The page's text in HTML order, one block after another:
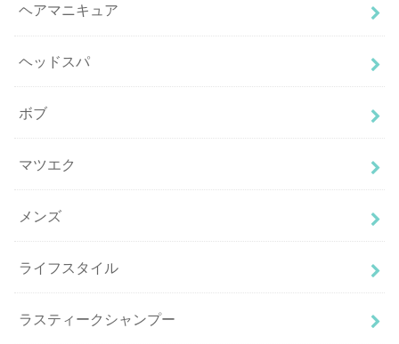
ヘアマニキュア
ヘッドスパ
ボブ
マツエク
メンズ
ライフスタイル
ラスティークシャンプー